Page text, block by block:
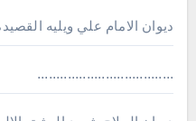
ديوان الامام علي ويليه
....................................